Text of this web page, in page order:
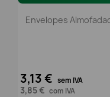
Envelopes
3,13 € sem IVA
3,85 € com IVA